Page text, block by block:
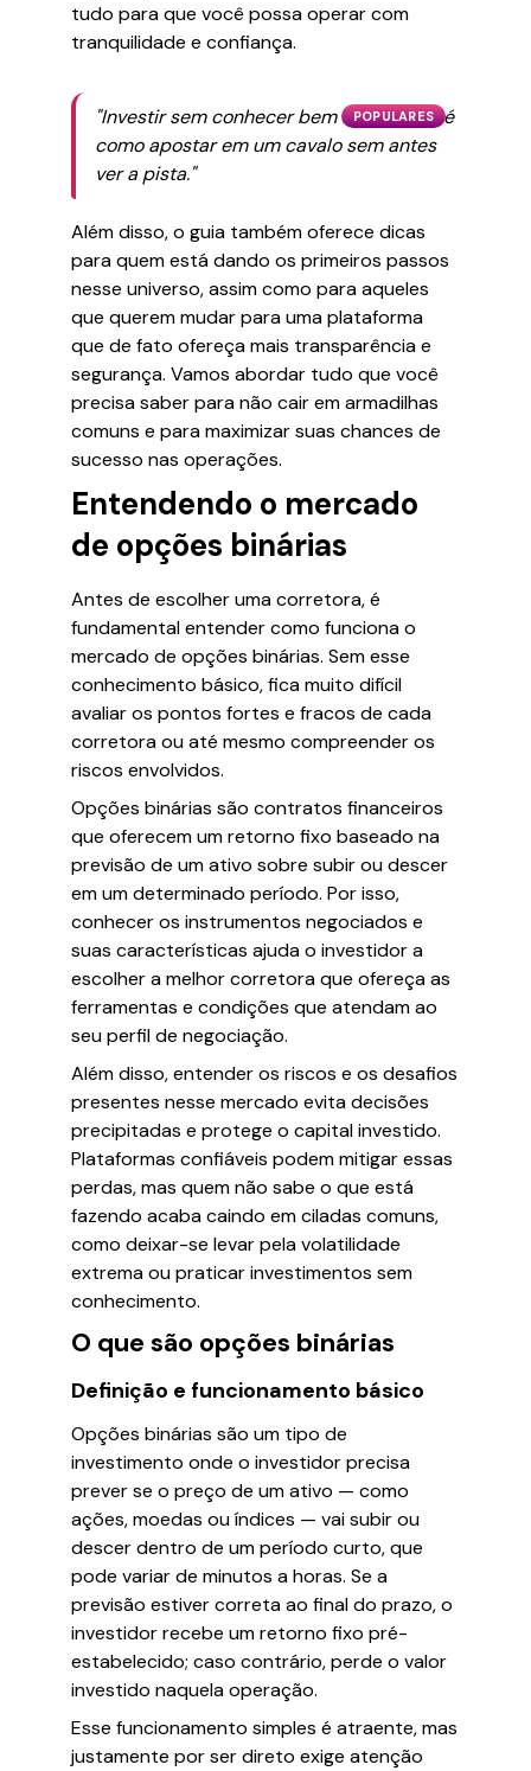
tudo para que você possa operar com
tranquilidade e confiança.
POPULARES
"Investir sem conhecer bem a corretora é
como apostar em um cavalo sem antes
ver a pista."
Além disso, o guia também oferece dicas
para quem está dando os primeiros passos
nesse universo, assim como para aqueles
que querem mudar para uma plataforma
que de fato ofereça mais transparência e
segurança. Vamos abordar tudo que você
precisa saber para não cair em armadilhas
comuns e para maximizar suas chances de
sucesso nas operações.
Entendendo o mercado
de opções binárias
Antes de escolher uma corretora, é
fundamental entender como funciona o
mercado de opções binárias. Sem esse
conhecimento básico, fica muito difícil
avaliar os pontos fortes e fracos de cada
corretora ou até mesmo compreender os
riscos envolvidos.
Opções binárias são contratos financeiros
que oferecem um retorno fixo baseado na
previsão de um ativo sobre subir ou descer
em um determinado período. Por isso,
conhecer os instrumentos negociados e
suas características ajuda o investidor a
escolher a melhor corretora que ofereça as
ferramentas e condições que atendam ao
seu perfil de negociação.
Além disso, entender os riscos e os desafios
presentes nesse mercado evita decisões
precipitadas e protege o capital investido.
Plataformas confiáveis podem mitigar essas
perdas, mas quem não sabe o que está
fazendo acaba caindo em ciladas comuns,
como deixar-se levar pela volatilidade
extrema ou praticar investimentos sem
conhecimento.
O que são opções binárias
Definição e funcionamento básico
Opções binárias são um tipo de
investimento onde o investidor precisa
prever se o preço de um ativo — como
ações, moedas ou índices — vai subir ou
descer dentro de um período curto, que
pode variar de minutos a horas. Se a
previsão estiver correta ao final do prazo, o
investidor recebe um retorno fixo pré-
estabelecido; caso contrário, perde o valor
investido naquela operação.
Esse funcionamento simples é atraente, mas
justamente por ser direto exige atenção